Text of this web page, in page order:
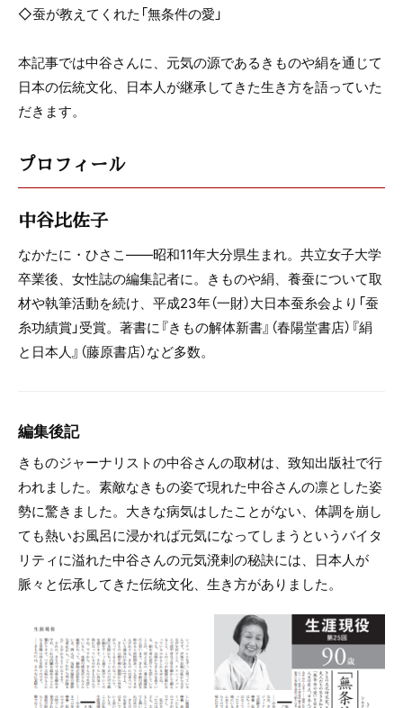
◇蚕が教えてくれた「無条件の愛」
本記事では中谷さんに、元気の源であるきものや絹を通じて
日本の伝統文化、日本人が継承してきた生き方を語っていた
だきます。
プロフィール
中谷比佐子
なかたに・ひさこ――昭和11年大分県生まれ。共立女子大学
卒業後、女性誌の編集記者に。きものや絹、養蚕について取
材や執筆活動を続け、平成23年（一財）大日本蚕糸会より「蚕
糸功績賞」受賞。著書に『きもの解体新書』（春陽堂書店）『絹
と日本人』（藤原書店）など多数。
編集後記
きものジャーナリストの中谷さんの取材は、致知出版社で行
われました。素敵なきもの姿で現れた中谷さんの凛とした姿
勢に驚きました。大きな病気はしたことがない、体調を崩し
ても熱いお風呂に浸かれば元気になってしまうというバイタ
リティに溢れた中谷さんの元気溌剌の秘訣には、日本人が
脈々と伝承してきた伝統文化、生き方がありました。